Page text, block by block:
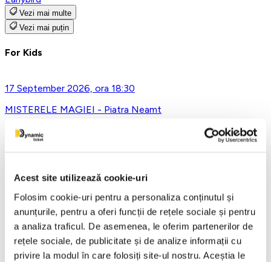
Acest site utilizează cookie-uri
Folosim cookie-uri pentru a personaliza conținutul și
anunțurile, pentru a oferi funcții de rețele sociale și pentru
a analiza traficul. De asemenea, le oferim partenerilor de
rețele sociale, de publicitate și de analize informații cu
privire la modul în care folosiți site-ul nostru. Aceștia le
Vezi mai multe
Vezi mai puțin
For Kids
17 September 2026, ora 18:30
MISTERELE MAGIEI - Piatra Neamt
Lumea Mea – Obsi @Qfeel
Tinerete fara batranete si viata fara de moarte